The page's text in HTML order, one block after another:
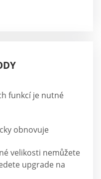
funkcí je nutné
obnovuje
velikosti nemůžete
upgrade na